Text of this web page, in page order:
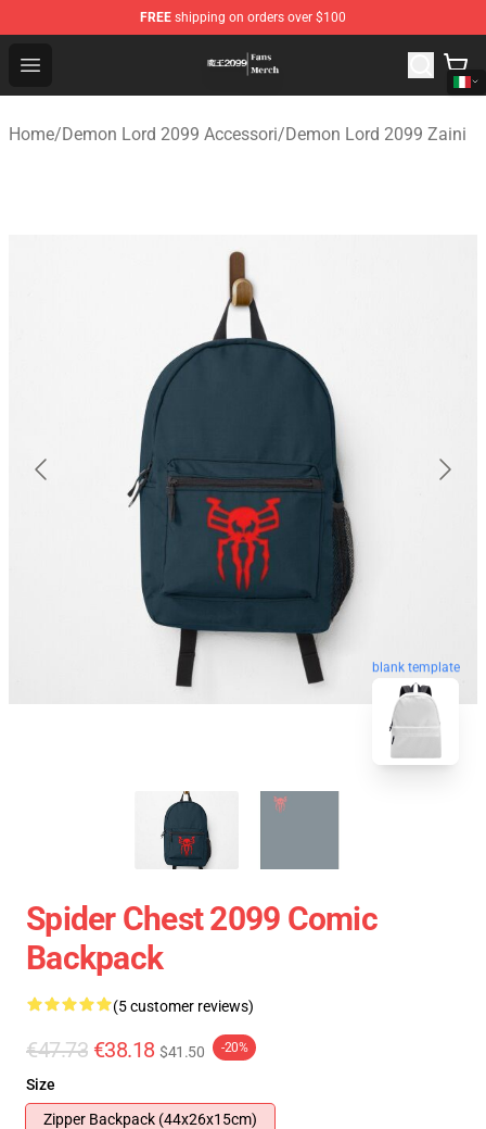
FREE shipping on orders over $100
Open menu
Demon Lord 2099 Store - Official Demon Lord 2099
Home/Demon Lord 2099 Accessori/Demon Lord 2099 Zaini
blank template
Spider Chest 2099 Comic
Backpack
(5 customer reviews)
€47.73 €38.18 $41.50 -20%
Size
Zipper Backpack (44x26x15cm)